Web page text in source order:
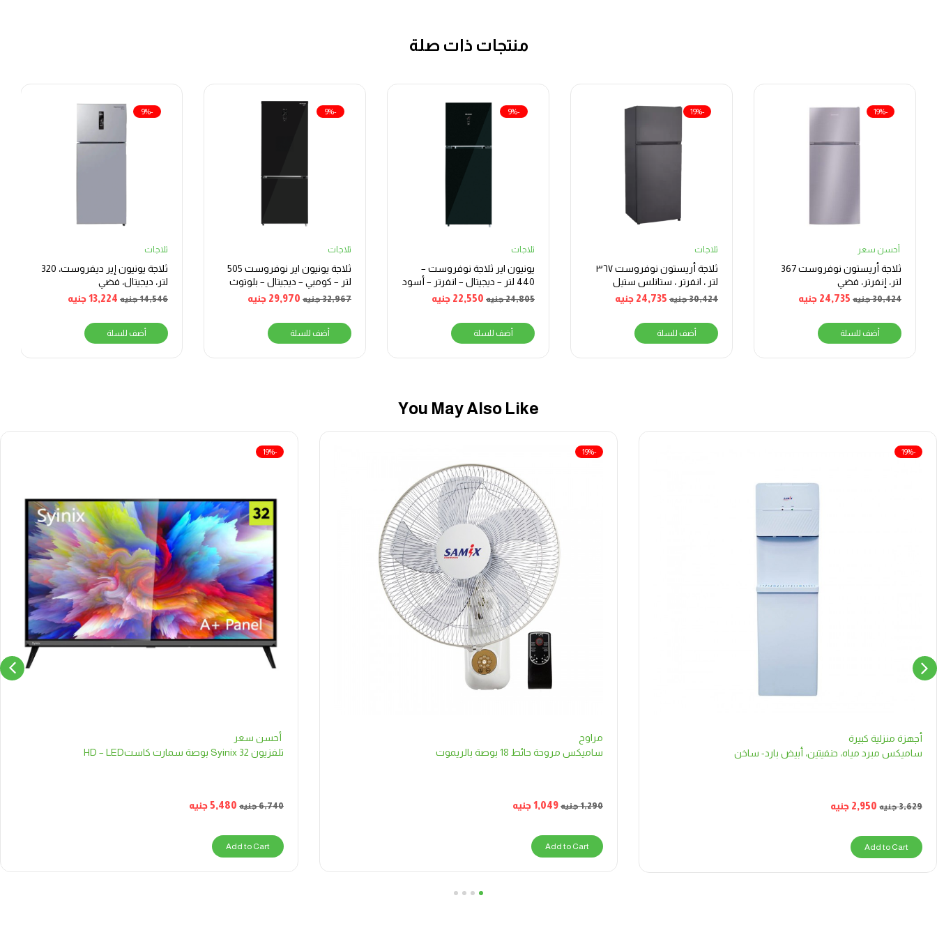
منتجات ذات صلة
-19%
أحسن سعر
ثلاجة أريستون نوفروست 367
لتر، إنفرتر، فضي
30,424جنيه 24,735 جنيه
أضف للسلة
-19%
ثلاجات
ثلاجة أريستون نوفروست ٣٦٧
لتر ، انفرتر ، ستانلس ستيل
30,424جنيه 24,735 جنيه
أضف للسلة
-9%
ثلاجات
يونيون اير ثلاجة نوفروست –
440 لتر – ديجيتال – انفرتر – أسود
24,805جنيه 22,550 جنيه
أضف للسلة
-9%
ثلاجات
ثلاجة يونيون اير نوفروست 505
لتر – كومبي – ديجيتال – بلوتوث
32,967جنيه 29,970 جنيه
أضف للسلة
-9%
ثلاجات
ثلاجة يونيون إير ديفروست، 320
لتر، ديجيتال، فضي
14,546جنيه 13,224جنيه
أضف للسلة
You May Also Like
أجهزة منزلية كبيرة
ساميكس مبرد مياه، حنفيتين، أبيض بارد- ساخن
3,629جنيه 2,950 جنيه
-19%
Add to Cart
مراوح
ساميكس مروحة حائط 18 بوصة بالريموت
1,290جنيه 1,049جنيه
-19%
Add to Cart
أحسن سعر
تلفزيون Syinix 32 بوصة سمارت كاستHD – LED
6,740جنيه 5,480جنيه
-19%
Add to Cart